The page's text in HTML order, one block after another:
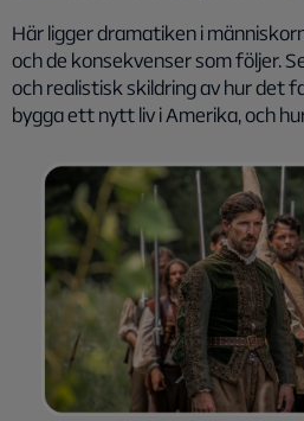
Här ligger dramatiken i
och de konsekvenser som följer.
och realistisk skildring av hur det
bygga ett nytt liv i Amerika, och